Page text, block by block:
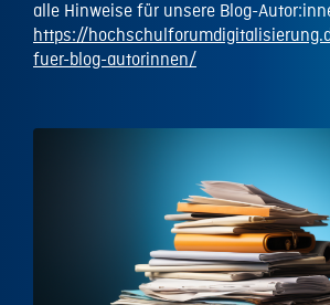
alle Hinweise für unsere Blog-
https://
fuer-blog-autorinnen/